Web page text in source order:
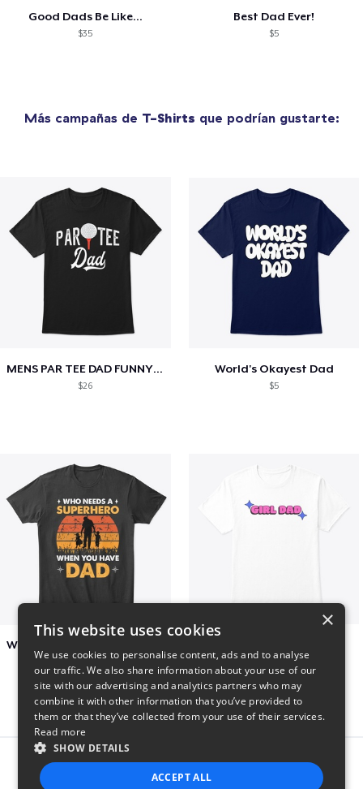
Good Dads Be Like...
$35
Best Dad Ever!
$5
Más campañas de T-Shirts que podrían gustarte:
MENS PAR TEE DAD FUNNY PARTEE GOLF GIFT
$26
World's Okayest Dad
$5
$6 $5
Report this product
×
This website uses cookies
We use cookies to personalise content, ads and to analyse
our traffic. We also share information about your use of our
site with our advertising and analytics partners who may
combine it with other information that you’ve provided to
them or that they’ve collected from your use of their services.
Read more
SHOW DETAILS
ACCEPT ALL